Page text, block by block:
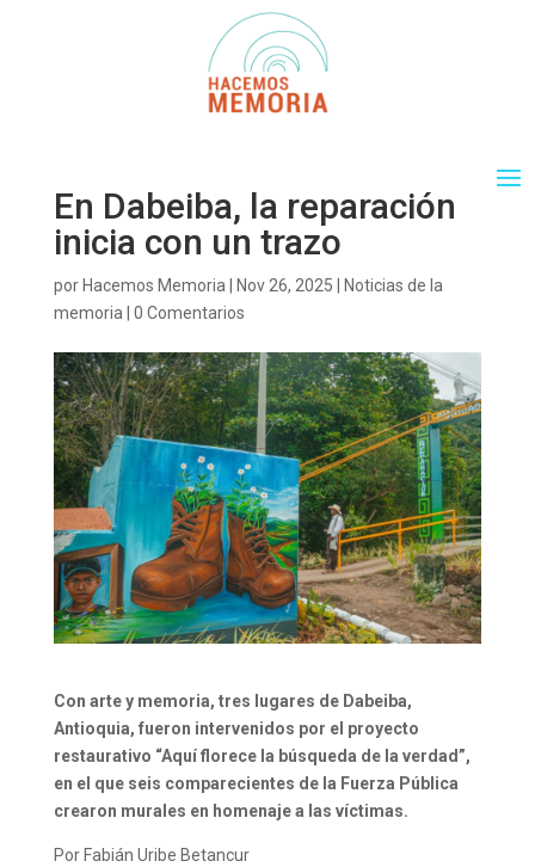
En Dabeiba, la reparación
inicia con un trazo
por Hacemos Memoria Nov 26, 2025
Noticias de la
memoria
0 Comentarios
Con arte y memoria, tres lugares de Dabeiba,
Antioquia, fueron intervenidos por el proyecto
restaurativo “Aquí florece la búsqueda de la verdad”,
en el que seis comparecientes de la Fuerza Pública
crearon murales en homenaje a las víctimas.
Por Fabián Uribe Betancur